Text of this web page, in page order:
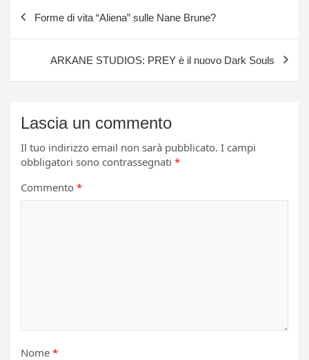
Forme di vita “Aliena” sulle Nane Brune?
ARKANE STUDIOS: PREY è il nuovo Dark Souls
Lascia un commento
Il tuo indirizzo email non sarà pubblicato. I campi
obbligatori sono contrassegnati *
Commento *
Nome *